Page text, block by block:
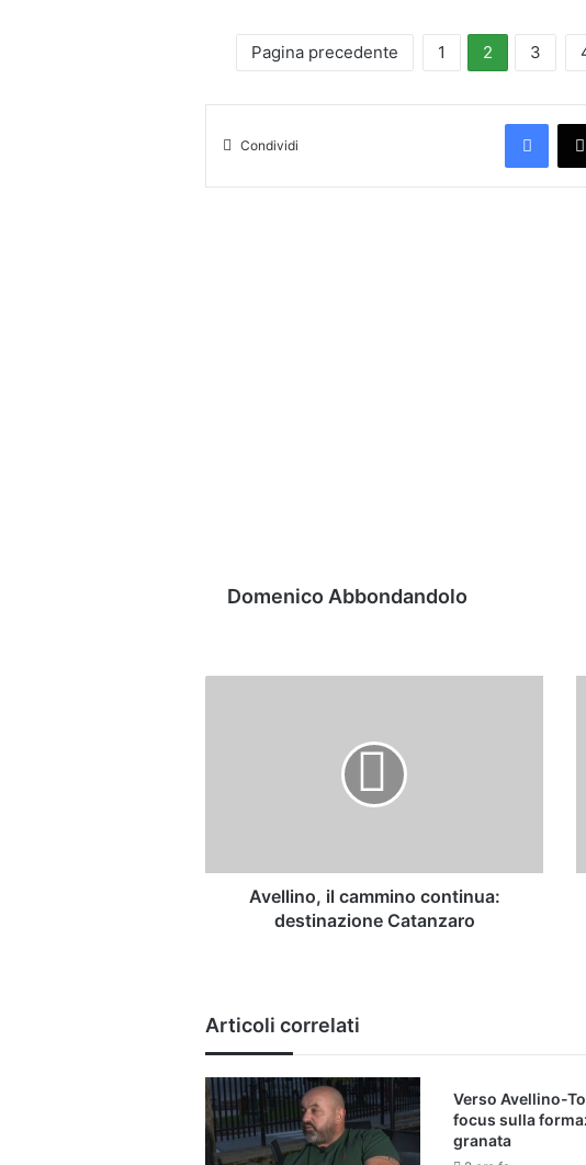
Pagina precedente 1 2 3
Condividi
Domenico Abbondandolo
Avellino, il cammino continua:
destinazione Catanzaro
Articoli correlati
Verso Avellino-
focus sulla
granata